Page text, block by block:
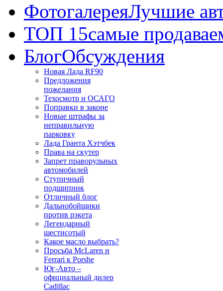
ФотогалереяЛучшие
ТОП 15самые
БлогОбсуждения
Новая Лада RF90
Предложения
пожелания
Техосмотр и ОСАГО
Поправки в законе
Новые штрафы за
неправильную
парковку
Лада Гранта Хэтчбек
Права на скутер
Запрет праворульных
автомобилей
Ступичный
подшипник
Отличный блог
Дальнобойщики
против рэкета
Легендарный
шестисотый
Какое масло выбрать?
Просьба McLaren и
Ferrari к Porshe
Юг-Авто –
официальный дилер
Cadillac